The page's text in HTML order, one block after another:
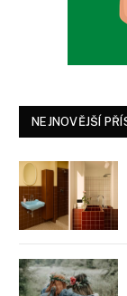
NEJNOVĚJŠÍ